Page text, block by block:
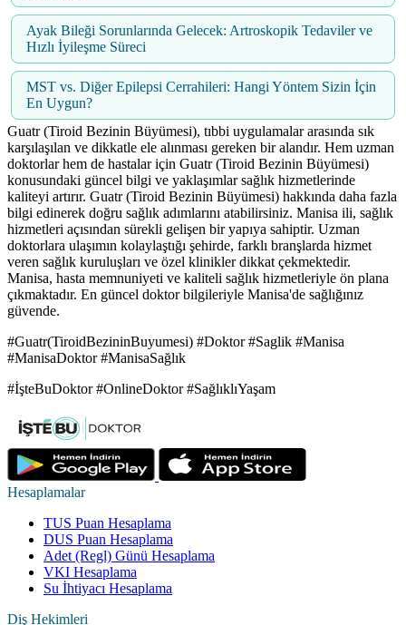
Ayak Bileği Sorunlarında Gelecek: Artroskopik Tedaviler ve
Hızlı İyileşme Süreci
MST vs. Diğer Epilepsi Cerrahileri: Hangi Yöntem Sizin İçin
En Uygun?
Guatr (Tiroid Bezinin Büyümesi), tıbbi uygulamalar arasında sık
karşılaşılan ve dikkatle ele alınması gereken bir alandır. Hem uzman
doktorlar hem de hastalar için Guatr (Tiroid Bezinin Büyümesi)
konusundaki güncel bilgi ve yaklaşımlar sağlık hizmetlerinde
kaliteyi artırır. Guatr (Tiroid Bezinin Büyümesi) hakkında daha fazla
bilgi edinerek doğru sağlık adımlarını atabilirsiniz. Manisa ili, sağlık
hizmetleri açısından sürekli gelişen bir yapıya sahiptir. Uzman
doktorlara ulaşımın kolaylaştığı şehirde, farklı branşlarda hizmet
veren sağlık kuruluşları ve özel klinikler dikkat çekmektedir.
Manisa, hasta memnuniyeti ve kaliteli sağlık hizmetleriyle ön plana
çıkmaktadır. En güncel doktor bilgileriyle Manisa'de sağlığınız
güvende.
#Guatr(TiroidBezininBuyumesi) #Doktor #Saglik #Manisa
#ManisaDoktor #ManisaSağlık
#İşteBuDoktor #OnlineDoktor #SağlıklıYaşam
Hesaplamalar
TUS Puan Hesaplama
DUS Puan Hesaplama
Adet (Regl) Günü Hesaplama
VKI Hesaplama
Su İhtiyacı Hesaplama
Diş Hekimleri